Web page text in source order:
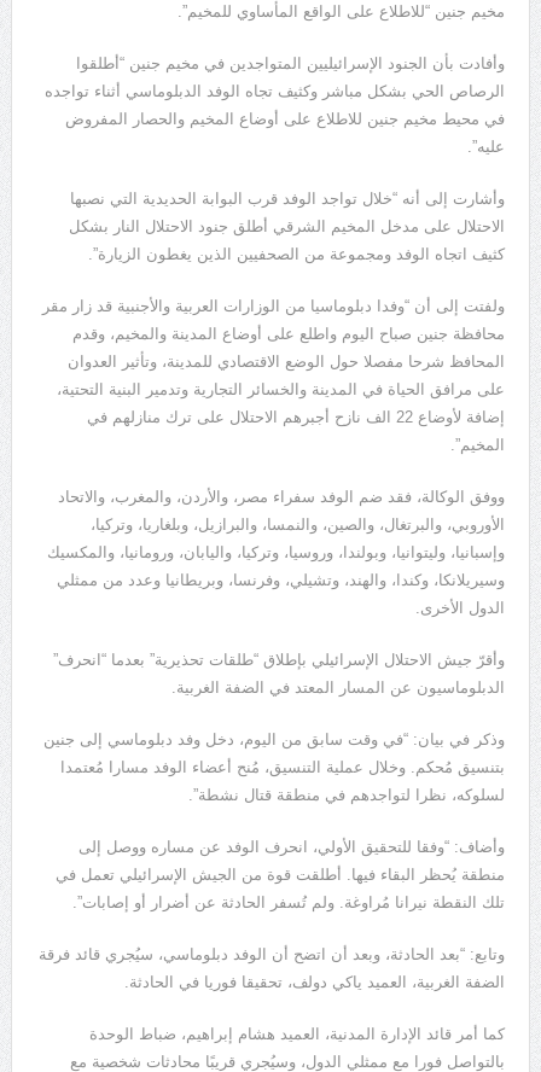
مخيم جنين “للاطلاع على الواقع المأساوي للمخيم”.
وأفادت بأن الجنود الإسرائيليين المتواجدين في مخيم جنين “أطلقوا
الرصاص الحي بشكل مباشر وكثيف تجاه الوفد الدبلوماسي أثناء تواجده
في محيط مخيم جنين للاطلاع على أوضاع المخيم والحصار المفروض
عليه”.
وأشارت إلى أنه “خلال تواجد الوفد قرب البوابة الحديدية التي نصبها
الاحتلال على مدخل المخيم الشرقي أطلق جنود الاحتلال النار بشكل
كثيف اتجاه الوفد ومجموعة من الصحفيين الذين يغطون الزيارة”.
ولفتت إلى أن “وفدا دبلوماسيا من الوزارات العربية والأجنبية قد زار مقر
محافظة جنين صباح اليوم واطلع على أوضاع المدينة والمخيم، وقدم
المحافظ شرحا مفصلا حول الوضع الاقتصادي للمدينة، وتأثير العدوان
على مرافق الحياة في المدينة والخسائر التجارية وتدمير البنية التحتية،
إضافة لأوضاع 22 الف نازح أجبرهم الاحتلال على ترك منازلهم في
المخيم”.
ووفق الوكالة، فقد ضم الوفد سفراء مصر، والأردن، والمغرب، والاتحاد
الأوروبي، والبرتغال، والصين، والنمسا، والبرازيل، وبلغاريا، وتركيا،
وإسبانيا، وليتوانيا، وبولندا، وروسيا، وتركيا، واليابان، ورومانيا، والمكسيك
وسيريلانكا، وكندا، والهند، وتشيلي، وفرنسا، وبريطانيا وعدد من ممثلي
الدول الأخرى.
وأقرّ جيش الاحتلال الإسرائيلي بإطلاق “طلقات تحذيرية” بعدما “انحرف”
الدبلوماسيون عن المسار المعتد في الضفة الغربية.
وذكر في بيان: “في وقت سابق من اليوم، دخل وفد دبلوماسي إلى جنين
بتنسيق مُحكم. وخلال عملية التنسيق، مُنح أعضاء الوفد مسارا مُعتمدا
لسلوكه، نظرا لتواجدهم في منطقة قتال نشطة”.
وأضاف: “وفقا للتحقيق الأولي، انحرف الوفد عن مساره ووصل إلى
منطقة يُحظر البقاء فيها. أطلقت قوة من الجيش الإسرائيلي تعمل في
تلك النقطة نيرانا مُراوغة. ولم تُسفر الحادثة عن أضرار أو إصابات”.
وتابع: “بعد الحادثة، وبعد أن اتضح أن الوفد دبلوماسي، سيُجري قائد فرقة
الضفة الغربية، العميد ياكي دولف، تحقيقا فوريا في الحادثة.
كما أمر قائد الإدارة المدنية، العميد هشام إبراهيم، ضباط الوحدة
بالتواصل فورا مع ممثلي الدول، وسيُجري قريبًا محادثات شخصية مع